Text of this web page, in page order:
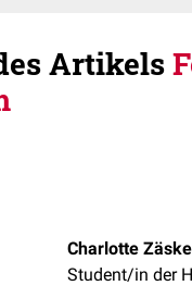
Artikels
Charlotte Zäske